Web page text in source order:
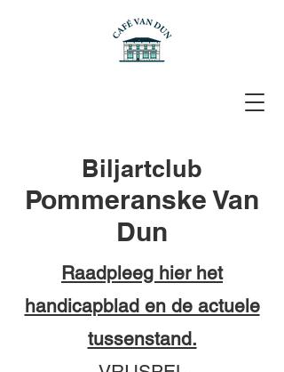
Biljartclub
Pommeranske Van
Dun
Raadpleeg hier het
handicapblad en de actuele
tussenstand.